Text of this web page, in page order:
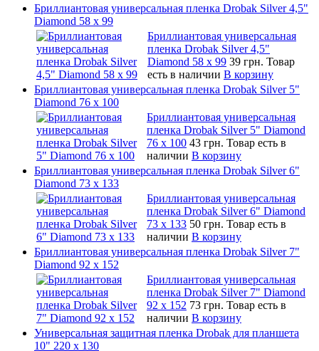
Бриллиантовая универсальная пленка Drobak Silver 4,5"
Diamond 58 х 99
Бриллиантовая универсальная
пленка Drobak Silver 4,5"
Diamond 58 х 99 39 грн. Товар
есть в наличии В корзину
Бриллиантовая универсальная пленка Drobak Silver 5"
Diamond 76 х 100
Бриллиантовая универсальная
пленка Drobak Silver 5" Diamond
76 х 100 43 грн. Товар есть в
наличии В корзину
Бриллиантовая универсальная пленка Drobak Silver 6"
Diamond 73 х 133
Бриллиантовая универсальная
пленка Drobak Silver 6" Diamond
73 х 133 50 грн. Товар есть в
наличии В корзину
Бриллиантовая универсальная пленка Drobak Silver 7"
Diamond 92 х 152
Бриллиантовая универсальная
пленка Drobak Silver 7" Diamond
92 х 152 73 грн. Товар есть в
наличии В корзину
Универсальная защитная пленка Drobak для планшета
10" 220 x 130